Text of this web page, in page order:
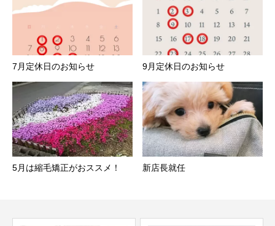
7月定休日のお知らせ 9月定休日のお知らせ
5月は縮毛矯正がおススメ！ 新店長就任